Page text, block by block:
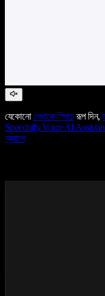
যেকোনোলেখাকে স্পিচেরূপ দিন,
Speechify Voice AI
অ্যাপে